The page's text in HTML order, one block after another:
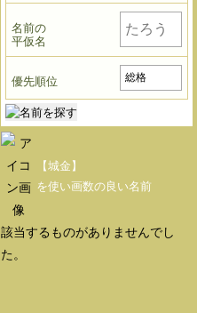
名前の
平仮名
優先順位
【城金】
を使い画数の良い名前
該当するものがありませんでし
た。